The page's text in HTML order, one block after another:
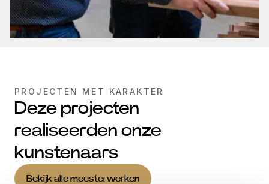
PROJECTEN MET KARAKTER
Deze projecten
realiseerden onze
kunstenaars
Bekijk alle meesterwerken